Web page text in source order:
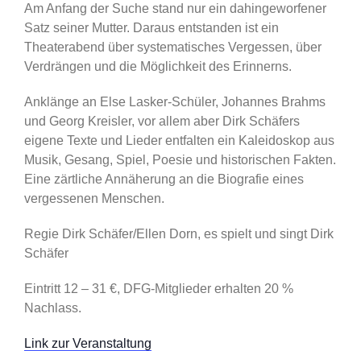
Am Anfang der Suche stand nur ein dahingeworfener
Satz seiner Mutter. Daraus entstanden ist ein
Theaterabend über systematisches Vergessen, über
Verdrängen und die Möglichkeit des Erinnerns.
Anklänge an Else Lasker-Schüler, Johannes Brahms
und Georg Kreisler, vor allem aber Dirk Schäfers
eigene Texte und Lieder entfalten ein Kaleidoskop aus
Musik, Gesang, Spiel, Poesie und historischen Fakten.
Eine zärtliche Annäherung an die Biografie eines
vergessenen Menschen.
Regie Dirk Schäfer/Ellen Dorn, es spielt und singt Dirk
Schäfer
Eintritt 12 – 31 €, DFG-Mitglieder erhalten 20 %
Nachlass.
Link zur Veranstaltung